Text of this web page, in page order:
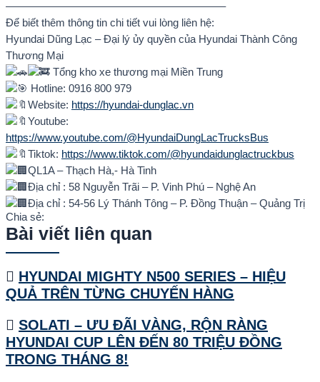
————————————————————–
Để biết thêm thông tin chi tiết vui lòng liên hệ:
Hyundai Dũng Lạc – Đại lý ủy quyền của Hyundai Thành Công
Thương Mại
Tổng kho xe thương mại Miền Trung
Hotline: 0916 800 979
Website: https://hyundai-dunglac.vn
Youtube:
https://www.youtube.com/@HyundaiDungLacTrucksBus
Tiktok: https://www.tiktok.com/@hyundaidunglactruckbus
QL1A – Thạch Hà,- Hà Tinh
Địa chỉ : 58 Nguyễn Trãi – P. Vinh Phú – Nghệ An
Địa chỉ : 54-56 Lý Thánh Tông – P. Đồng Thuận – Quảng Trị
Chia sẻ:
Bài viết liên quan
HYUNDAI MIGHTY N500 SERIES – HIỆU
QUẢ TRÊN TỪNG CHUYẾN HÀNG
SOLATI – ƯU ĐÃI VÀNG, RỘN RÀNG
HYUNDAI CUP LÊN ĐẾN 80 TRIỆU ĐỒNG
TRONG THÁNG 8!